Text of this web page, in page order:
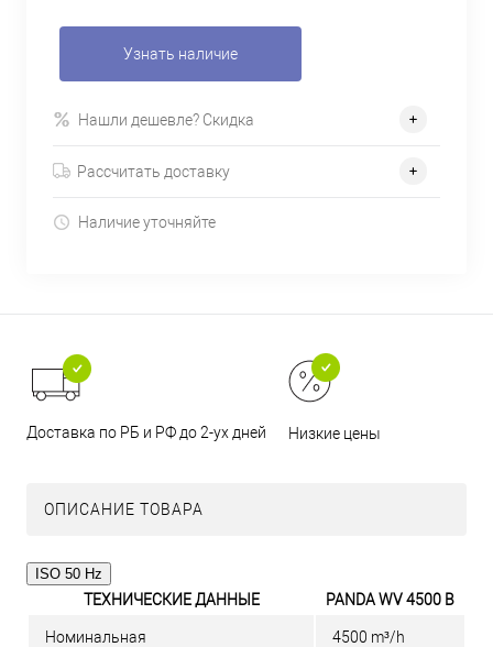
Узнать наличие
Нашли дешевле? Скидка
Рассчитать доставку
Наличие уточняйте
Доставка по РБ и РФ до 2-ух дней Низкие цены
ОПИСАНИЕ ТОВАРА
ISO 50 Hz
ТЕХНИЧЕСКИЕ ДАННЫЕ PANDA WV 4500 B
Номинальная
4500 m³/h